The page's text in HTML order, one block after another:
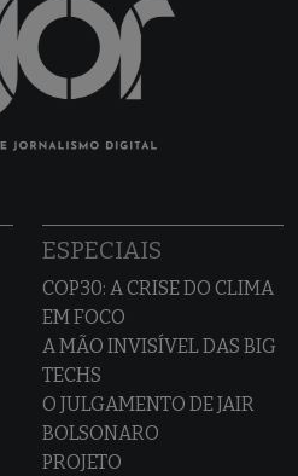
ESPECIAIS
COP30: A CRISE DO CLIMA
EM FOCO
A MÃO INVISÍVEL DAS BIG
TECHS
O JULGAMENTO DE JAIR
BOLSONARO
PROJETO